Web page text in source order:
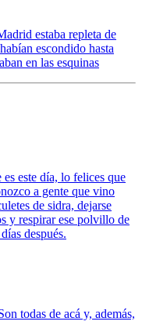
estaba repleta de
escondido hasta
en las esquinas
este día, lo felices que
a gente que vino
de sidra, dejarse
y respirar ese polvillo de
después.
todas de acá y, además,